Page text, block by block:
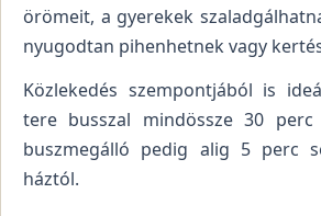
örömeit, a gyerekek
nyugodtan pihenhetnek vagy
Közlekedés szempontjából is
tere busszal mindössze 30
buszmegálló pedig alig 5 perc
háztól.